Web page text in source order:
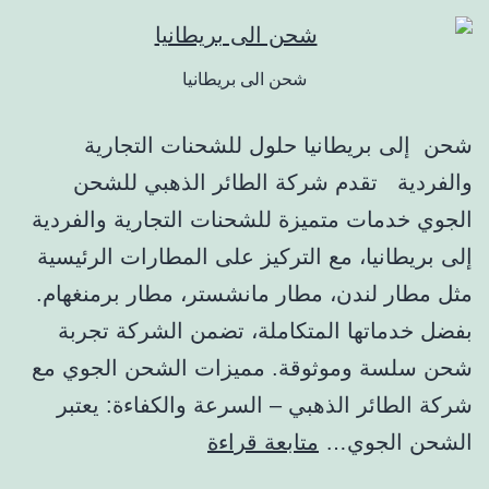
للشحنات التجارية
الطائر الذهبي للشحن
للشحنات التجارية والفردية
على المطارات الرئيسية
مانشستر، مطار برمنغهام.
تضمن الشركة تجربة
مميزات الشحن الجوي مع
– السرعة والكفاءة: يعتبر
قراءة